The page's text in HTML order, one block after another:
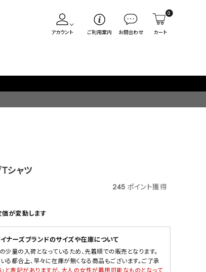
アカウント ご利用案内 お問合わせ
0
カート
シャツ
245 ポイント獲得
価が変動します
イナーズブランドのサイズや在庫について
少量の入荷となっているため、先着順での販売となります。
る都合上、早々に在庫が無くなる商品もございます。ご了承
」と表記がありますが、大人の女性が着用可能なものとなって